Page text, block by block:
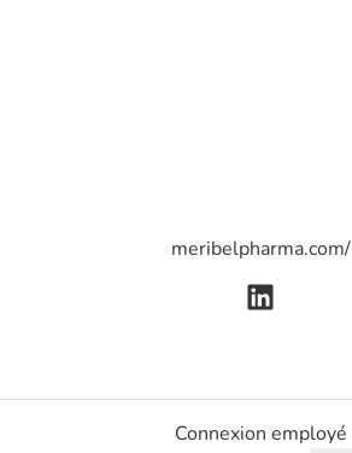
meribelpharma.com/
Connexion employé